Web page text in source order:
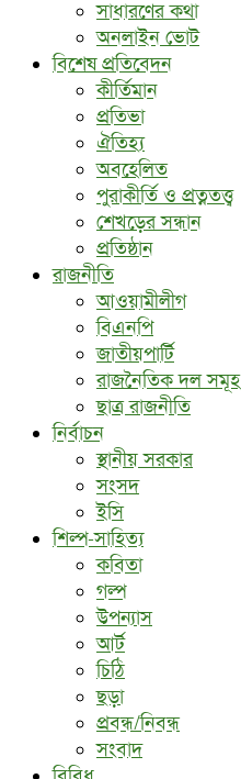
সাধারণের কথা
অনলাইন ভোট
বিশেষ প্রতিবেদন
কীর্তিমান
প্রতিভা
ঐতিহ্য
অবহেলিত
পুরাকীর্তি ও প্রত্নতত্ত্ব
শেখড়ের সন্ধান
প্রতিষ্ঠান
রাজনীতি
আওয়ামীলীগ
বিএনপি
জাতীয়পার্টি
রাজনৈতিক দল সমূহ
ছাত্র রাজনীতি
নির্বাচন
স্থানীয় সরকার
সংসদ
ইসি
শিল্প-সাহিত্য
কবিতা
গল্প
উপন্যাস
আর্ট
চিঠি
ছড়া
প্রবন্ধ/নিবন্ধ
সংবাদ